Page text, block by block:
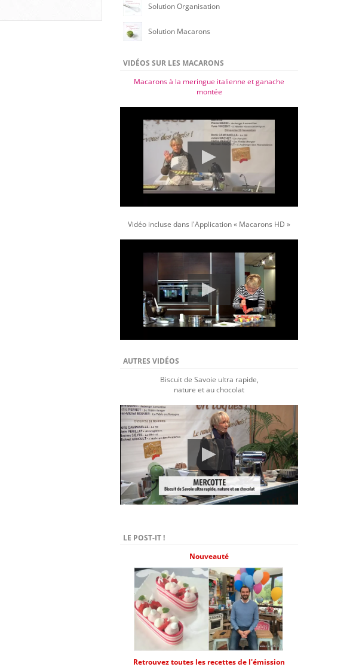
Solution Organisation
Solution Macarons
VIDÉOS SUR LES MACARONS
Macarons à la meringue italienne et ganache
montée
Vidéo incluse dans l'Application « Macarons HD »
AUTRES VIDÉOS
Biscuit de Savoie ultra rapide,
nature et au chocolat
LE POST-IT !
Nouveauté
Retrouvez toutes les recettes de l'émission